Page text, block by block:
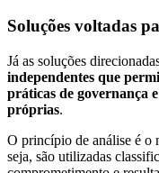
Soluções voltadas
Já as soluções
independentes que
práticas de governança
próprias.
O princípio de análise é o
seja, são utilizadas